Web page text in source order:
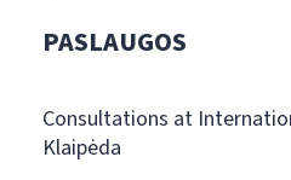
PASLAUGOS
Consultations at
Klaipėda